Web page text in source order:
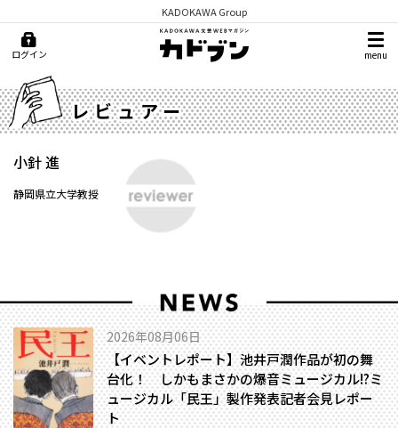
KADOKAWA Group
ログイン menu
レビュアー
小針 進
静岡県立大学教授
2026年08月06日
【イベントレポート】池井戸潤作品が初の舞
台化！ しかもまさかの爆音ミュージカル!?――ミ
ュージカル「民王」製作発表記者会見レポー
ト